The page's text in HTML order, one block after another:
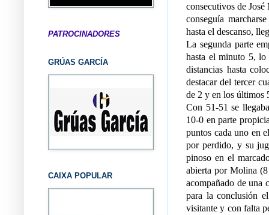
consecutivos de
conseguía
hasta el descanso,
La segunda parte
hasta el minuto 5, lo
distancias hasta
destacar del tercer
de 2 y en los últimos
Con 51-51 se
10-0 en parte
puntos cada uno en
por perdido, y su
pinoso en el
abierta por Molina
acompañado de una
para la conclusión
visitante y con falta
PATROCINADORES
GRÚAS GARCÍA
CAIXA POPULAR